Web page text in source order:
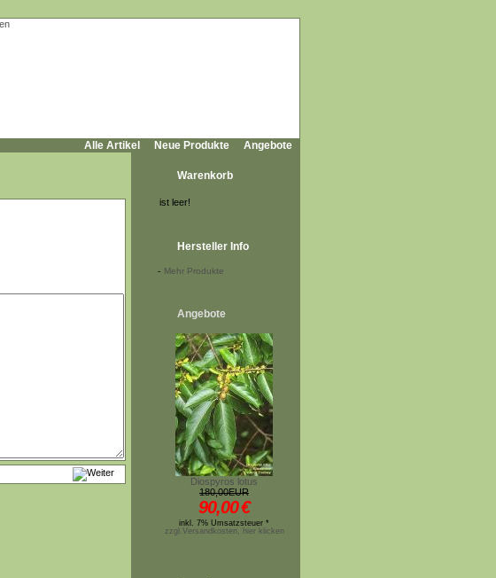
Alle Artikel Neue Produkte Angebote
Warenkorb
ist leer!
Hersteller Info
- Mehr Produkte
Angebote
Diospyros lotus
180,00EUR
90,00€
inkl. 7% Umsatzsteuer *
zzgl.Versandkosten, hier klicken